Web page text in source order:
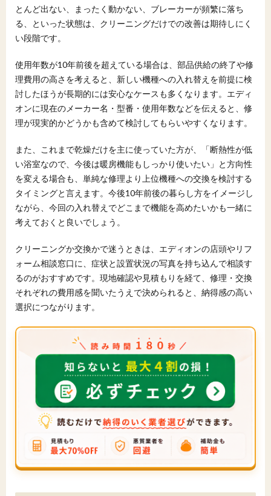
とんど出ない、まったく動かない、ブレーカーが頻繁に落ち
る、といった状態は、クリーニングだけでの改善は期待しにく
い段階です。
使用年数が10年前後を超えている場合は、部品供給の終了や修
理費用の高さを考えると、新しい機種への入れ替えを前提に検
討したほうが長期的には安心なケースも多くなります。エディ
オンに現在のメーカー名・型番・使用年数などを伝えると、修
理が現実的かどうかも含めて検討してもらいやすくなります。
また、これまで乾燥だけを主に使っていた方が、「断熱性が低
い浴室なので、今後は暖房機能もしっかり使いたい」と方向性
を変える場合も、単純な修理より上位機種への交換を検討する
タイミングと言えます。今後10年前後の暮らし方をイメージし
ながら、今回の入れ替えでどこまで機能を高めたいかも一緒に
考えておくと良いでしょう。
クリーニングか交換かで迷うときは、エディオンの店頭やリフ
ォーム相談窓口に、症状と設置状況の写真を持ち込んで相談す
るのがおすすめです。現地確認や見積もりを経て、修理・交換
それぞれの費用感を聞いたうえで決められると、納得感の高い
選択につながります。